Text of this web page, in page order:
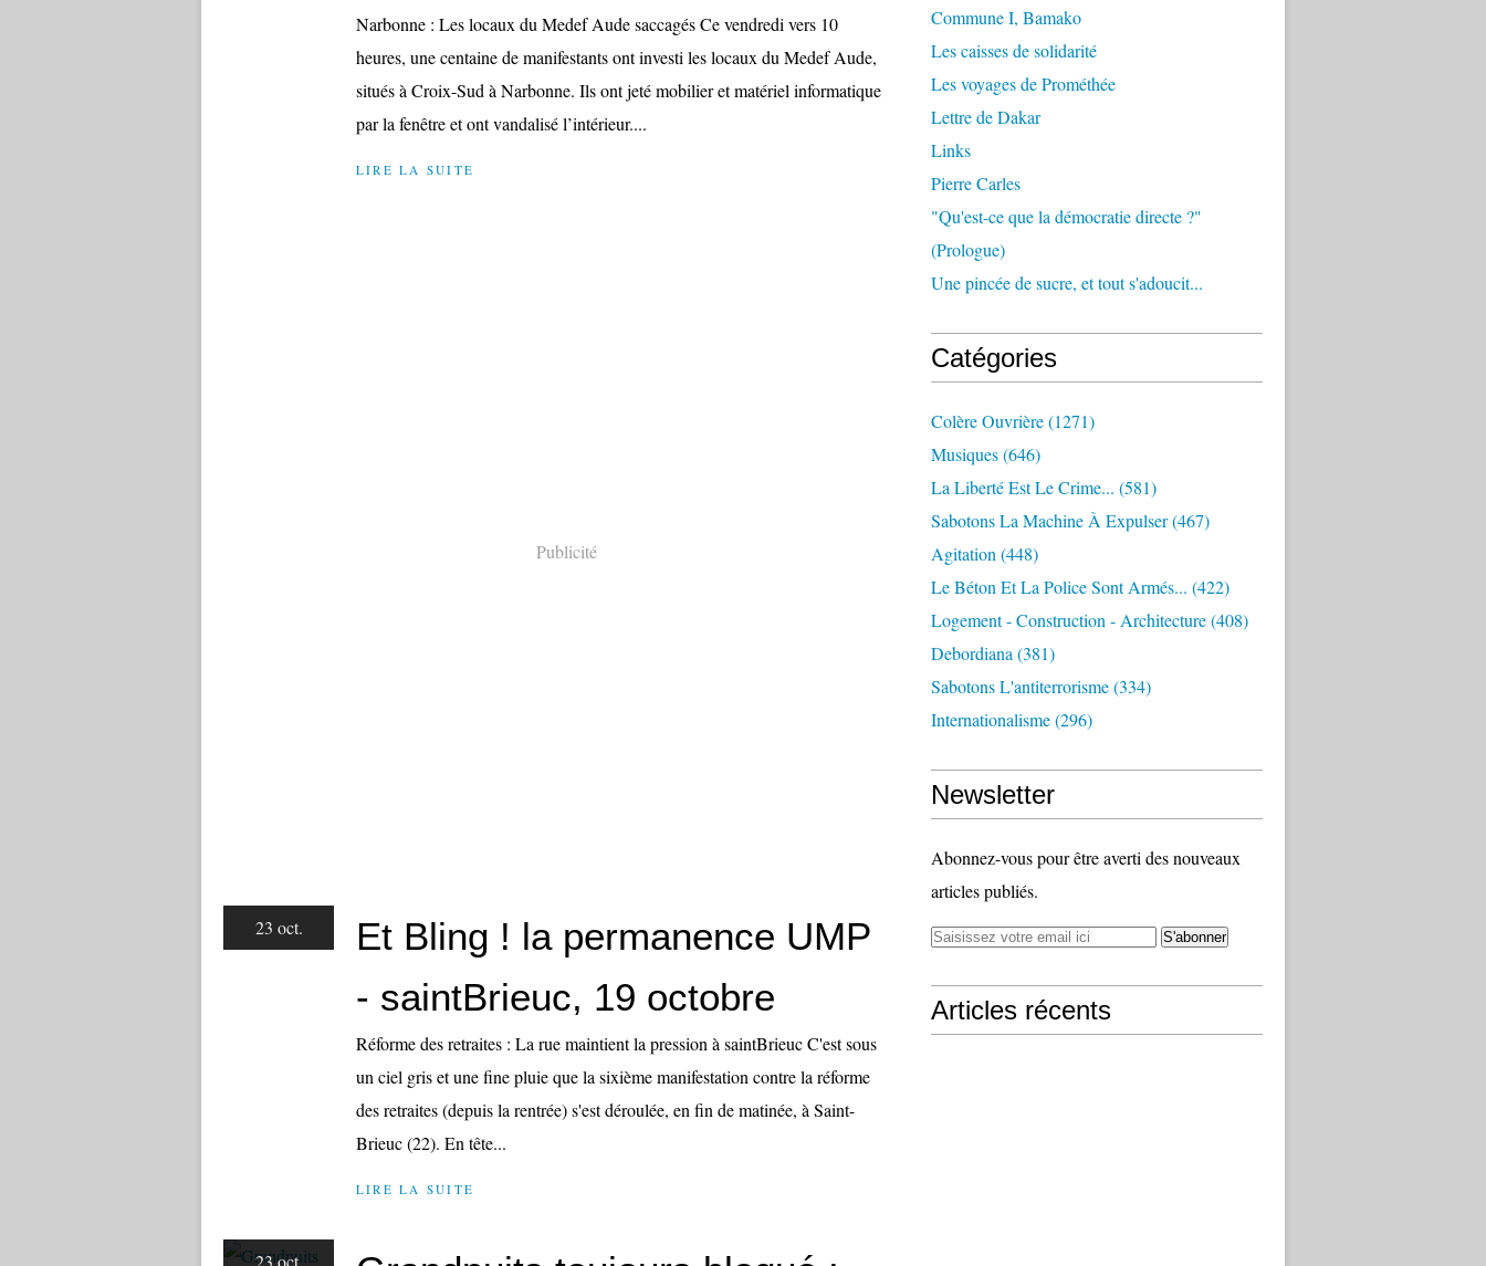
Narbonne : Les locaux du Medef Aude saccagés Ce vendredi vers 10
heures, une centaine de manifestants ont investi les locaux du Medef Aude,
situés à Croix-Sud à Narbonne. Ils ont jeté mobilier et matériel informatique
par la fenêtre et ont vandalisé l’intérieur....
LIRE LA SUITE
Publicité
23 oct.
Et Bling ! la permanence UMP
- saintBrieuc, 19 octobre
Réforme des retraites : La rue maintient la pression à saintBrieuc C'est sous
un ciel gris et une fine pluie que la sixième manifestation contre la réforme
des retraites (depuis la rentrée) s'est déroulée, en fin de matinée, à Saint-
Brieuc (22). En tête...
LIRE LA SUITE
23 oct.
Commune I, Bamako
Les caisses de solidarité
Les voyages de Prométhée
Lettre de Dakar
Links
Pierre Carles
"Qu'est-ce que la démocratie directe ?"
(Prologue)
Une pincée de sucre, et tout s'adoucit...
Catégories
Colère Ouvrière(1271)
Musiques(646)
La Liberté Est Le Crime... (581)
Sabotons La Machine À Expulser(467)
Agitation (448)
Le Béton Et La Police Sont Armés... (422)
Logement - Construction - Architecture(408)
Debordiana (381)
Sabotons L'antiterrorisme(334)
Internationalisme(296)
Newsletter
Abonnez-vous pour être averti des nouveaux
articles publiés.
Articles récents